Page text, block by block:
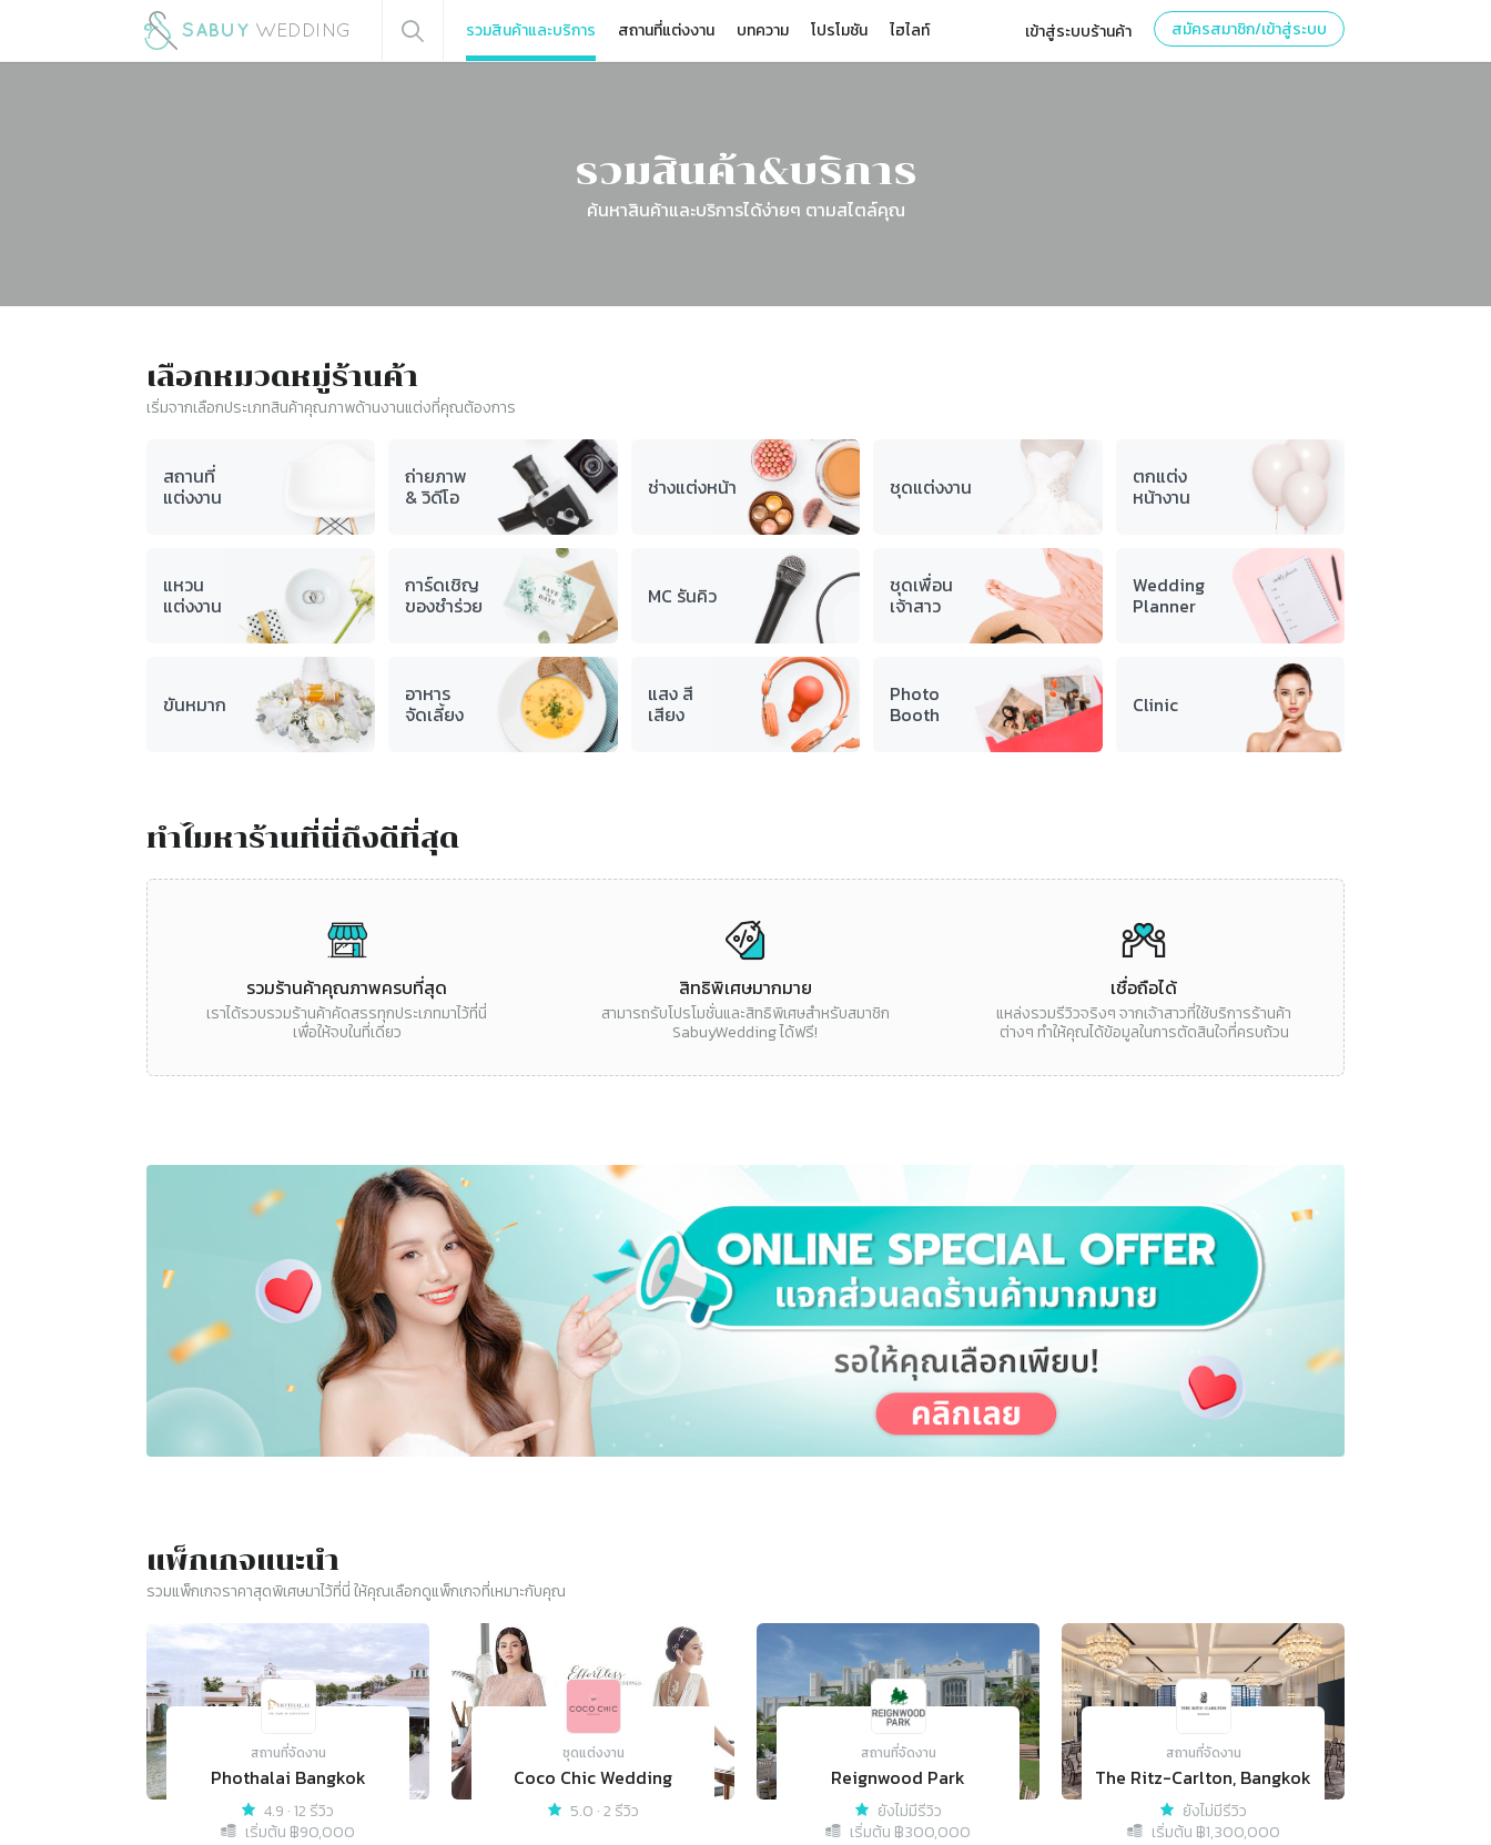
รวมสินค้าและบริการ สถานที่แต่งงาน บทความ โปรโมชัน ไฮไลท์ เข้าสู่ระบบร้านค้า สมัครสมาชิก/เข้าสู่ระบบ
รวมสินค้า&บริการ
ค้นหาสินค้าและบริการได้ง่ายๆ ตามสไตล์คุณ
เลือกหมวดหมู่ร้านค้า
เริ่มจากเลือกประเภทสินค้าคุณภาพด้านงานแต่งที่คุณต้องการ
สถานที่
แต่งงาน
ถ่ายภาพ
& วิดีโอ ช่างแต่งหน้า ชุดแต่งงาน ตกแต่ง
หน้างาน
แหวน
แต่งงาน
การ์ดเชิญ
ของชำร่วย MC รันคิว ชุดเพื่อน
เจ้าสาว
Wedding
Planner
ขันหมาก อาหาร
จัดเลี้ยง
แสง สี
เสียง
Photo
Booth Clinic
ทำไมหาร้านที่นี่ถึงดีที่สุด
รวมร้านค้าคุณภาพครบที่สุด
เราได้รวบรวมร้านค้าคัดสรรทุกประเภทมาไว้ที่นี่
เพื่อให้จบในที่เดียว
สิทธิพิเศษมากมาย
สามารถรับโปรโมชั่นและสิทธิพิเศษสำหรับสมาชิก
SabuyWedding ได้ฟรี!
เชื่อถือได้
แหล่งรวมรีวิวจริงๆ จากเจ้าสาวที่ใช้บริการร้านค้า
ต่างๆ ทำให้คุณได้ข้อมูลในการตัดสินใจที่ครบถ้วน
แพ็กเกจแนะนำ
รวมแพ็กเกจราคาสุดพิเศษมาไว้ที่นี่ ให้คุณเลือกดูแพ็กเกจที่เหมาะกับคุณ
สถานที่จัดงาน
Phothalai Bangkok
4.9 ·12 รีวิว
เริ่มต้น ฿90,000
ชุดแต่งงาน
Coco Chic Wedding
5.0 ·2 รีวิว
สถานที่จัดงาน
Reignwood Park
ยังไม่มีรีวิว
เริ่มต้น ฿300,000
สถานที่จัดงาน
The Ritz-Carlton, Bangkok
ยังไม่มีรีวิว
เริ่มต้น ฿1,300,000